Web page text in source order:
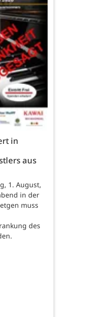
in
aus
1. August,
in der
muss
des